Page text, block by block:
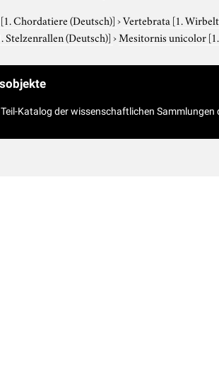
[1. Chordatiere (Deutsch)]›Vertebrata [1.
Stelzenrallen (Deutsch)]›Mesitornis unicolor
Katalog der wissenschaftlichen Sammlungen